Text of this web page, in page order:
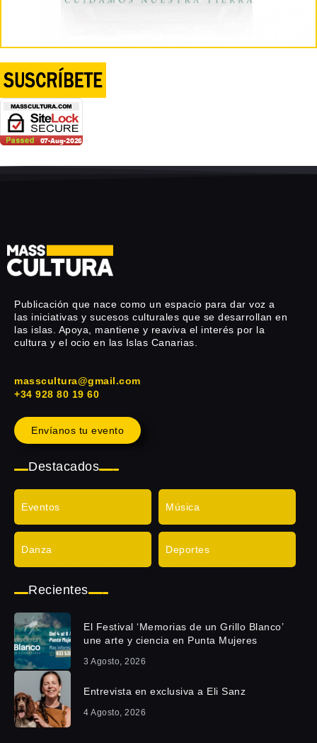
Publicación que nace como un espacio para dar voz a
las iniciativas y sucesos culturales que se desarrollan en
las islas. Apoya, mantiene y reaviva el interés por la
cultura y el ocio en las Islas Canarias.
masscultura@gmail.com
+34 928 80 19 60
Envíanos tu evento
Destacados
Eventos Música
Danza Deportes
Recientes
El Festival ‘Memorias de un Grillo Blanco’
une arte y ciencia en Punta Mujeres
3 Agosto, 2026
Entrevista en exclusiva a Eli Sanz
4 Agosto, 2026